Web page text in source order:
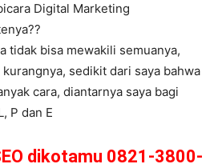
Digital Marketing
tidak bisa mewakili semuanya,
sedikit dari saya bahwa
cara, diantarnya saya bagi
P dan E
dikotamu 0821-3800-